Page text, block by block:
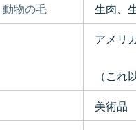
物の毛
生肉、
アメリ
（これ
美術品